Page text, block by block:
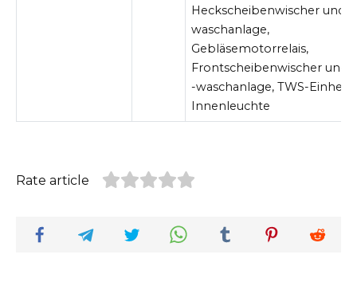
Heckscheibenwischer und -
waschanlage,
Gebläsemotorrelais,
Frontscheibenwischer und
-waschanlage, TWS-Einheit,
Innenleuchte
Rate article